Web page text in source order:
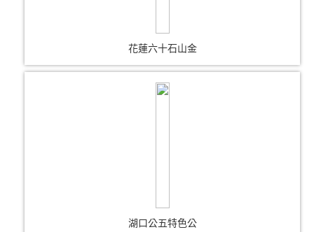
花蓮六十石山金
湖口公五特色公